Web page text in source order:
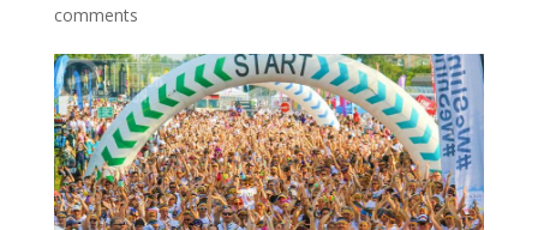
comments